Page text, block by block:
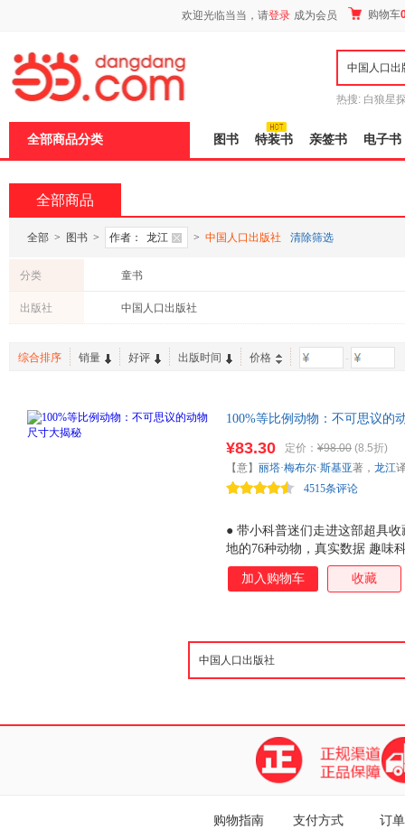
欢迎光临当当，请登录 成为会员 购物车
热搜: 白狼星
全部商品分类 图书 特装书 亲签书 电子书
全部商品
全部 > 图书 > 作者： 龙江 > 中国人口出版社 清除筛选
分类 童书
出版社 中国人口出版社
综合排序 销量 好评 出版时间 价格 -
100%等比例动物：不可思议的
真细节！真实数据+趣味科普+
馆！
● 带小科普迷们走进这部超具
地的76种动物，真实数据 趣味
个人专属动物典藏馆！ ● 1:1等
尺寸跃然纸上！拿出尺子量一
普迷们揭秘陆地上、海洋里、
接触到的细节特征。 ● 真实生
娓道来。让动物科普迷们在如
¥83.30 定价： ¥98.00 (8.5折)
4515条评论
【意】 丽塔·梅布尔·斯基亚著， 龙江
加入购物车 收藏
页
加
购物指南 支付方式 订